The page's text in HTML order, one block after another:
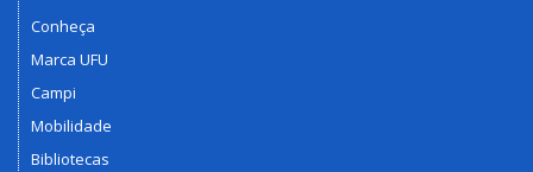
Conheça
Marca UFU
Campi
Mobilidade
Bibliotecas